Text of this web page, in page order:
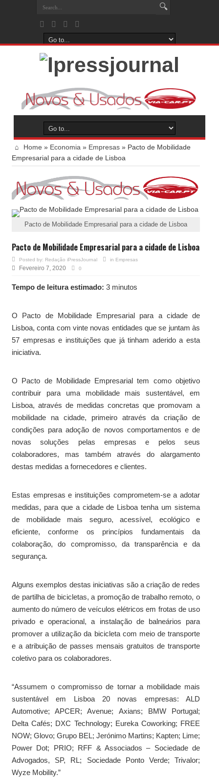
Home » Economia » Empresas » Pacto de Mobilidade
Empresarial para a cidade de Lisboa
Pacto de Mobilidade Empresarial para a cidade de Lisboa
Pacto de Mobilidade Empresarial para a cidade de Lisboa
Posted by: Redação iPressJournal in Empresas
Fevereiro 7, 2020 0
Tempo de leitura estimado: 3 minutos
O Pacto de Mobilidade Empresarial para a cidade de
Lisboa, conta com vinte novas entidades que se juntam às
57 empresas e instituições que já tinham aderido a esta
iniciativa.
O Pacto de Mobilidade Empresarial tem como objetivo
contribuir para uma mobilidade mais sustentável, em
Lisboa, através de medidas concretas que promovam a
mobilidade na cidade, primeiro através da criação de
condições para adoção de novos comportamentos e de
novas soluções pelas empresas e pelos seus
colaboradores, mas também através do alargamento
destas medidas a fornecedores e clientes.
Estas empresas e instituições comprometem-se a adotar
medidas, para que a cidade de Lisboa tenha um sistema
de mobilidade mais seguro, acessível, ecológico e
eficiente, conforme os princípios fundamentais da
colaboração, do compromisso, da transparência e da
segurança.
Alguns exemplos destas iniciativas são a criação de redes
de partilha de bicicletas, a promoção de trabalho remoto, o
aumento do número de veículos elétricos em frotas de uso
privado e operacional, a instalação de balneários para
promover a utilização da bicicleta com meio de transporte
e a atribuição de passes mensais gratuitos de transporte
coletivo para os colaboradores.
“Assumem o compromisso de tornar a mobilidade mais
sustentável em Lisboa 20 novas empresas: ALD
Automotive; APCER; Avenue; Axians; BMW Portugal;
Delta Cafés; DXC Technology; Eureka Coworking; FREE
NOW; Glovo; Grupo BEL; Jerónimo Martins; Kapten; Lime;
Power Dot; PRIO; RFF & Associados – Sociedade de
Advogados, SP, RL; Sociedade Ponto Verde; Trivalor;
Wyze Mobility.”